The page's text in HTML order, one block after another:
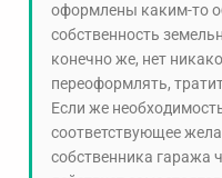
оформлены каким-то
собственность
конечно же, нет
переоформлять,
Если же
соответствующее
собственника гаража